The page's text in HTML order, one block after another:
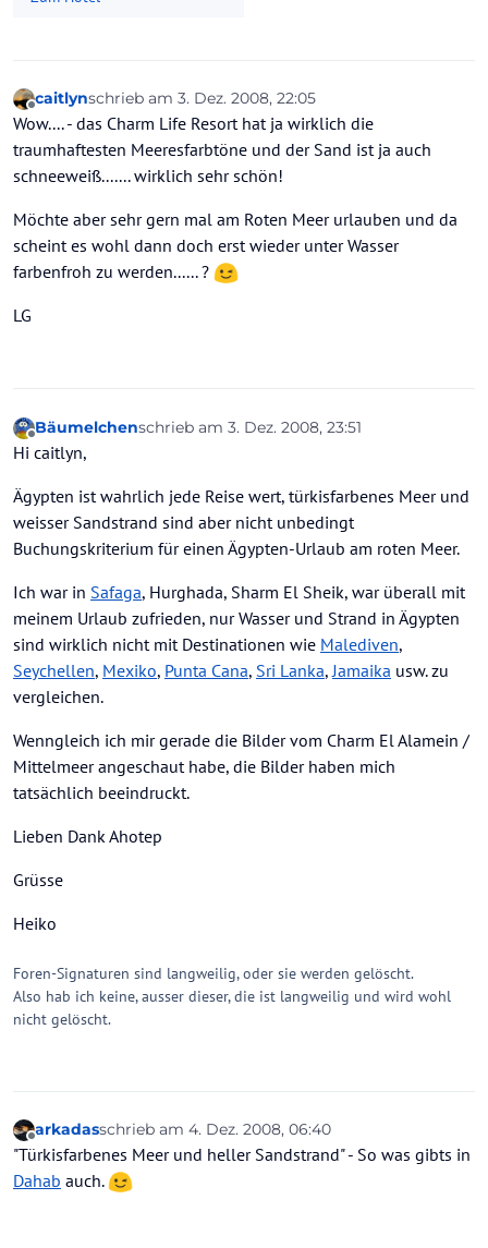
Offline
caitlynschrieb am 3. Dez. 2008, 22:05
zuletzt editiert von
Wow.... - das Charm Life Resort hat ja wirklich die
traumhaftesten Meeresfarbtöne und der Sand ist ja auch
schneeweiß....... wirklich sehr schön!
Möchte aber sehr gern mal am Roten Meer urlauben und da
scheint es wohl dann doch erst wieder unter Wasser
farbenfroh zu werden...... ?
LG
Offline
Bäumelchenschrieb am 3. Dez. 2008, 23:51
zuletzt editiert von
Hi caitlyn,
Ägypten ist wahrlich jede Reise wert, türkisfarbenes Meer und
weisser Sandstrand sind aber nicht unbedingt
Buchungskriterium für einen Ägypten-Urlaub am roten Meer.
Ich war in Safaga, Hurghada, Sharm El Sheik, war überall mit
meinem Urlaub zufrieden, nur Wasser und Strand in Ägypten
sind wirklich nicht mit Destinationen wie Malediven,
Seychellen, Mexiko, Punta Cana, Sri Lanka, Jamaika usw. zu
vergleichen.
Wenngleich ich mir gerade die Bilder vom Charm El Alamein /
Mittelmeer angeschaut habe, die Bilder haben mich
tatsächlich beeindruckt.
Lieben Dank Ahotep
Grüsse
Heiko
Foren-Signaturen sind langweilig, oder sie werden gelöscht.
Also hab ich keine, ausser dieser, die ist langweilig und wird wohl
nicht gelöscht.
Offline
arkadasschrieb am 4. Dez. 2008, 06:40
zuletzt editiert von
"Türkisfarbenes Meer und heller Sandstrand" - So was gibts in
Dahab auch.